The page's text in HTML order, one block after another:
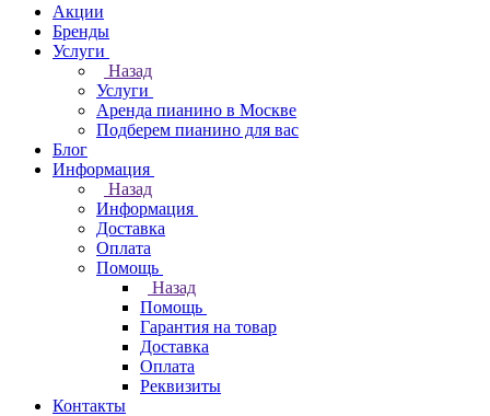
Акции
Бренды
Услуги
Назад
Услуги
Аренда пианино в Москве
Подберем пианино для вас
Блог
Информация
Назад
Информация
Доставка
Оплата
Помощь
Назад
Помощь
Гарантия на товар
Доставка
Оплата
Реквизиты
Контакты